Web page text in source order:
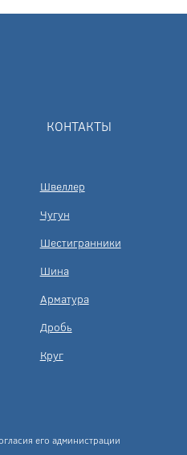
КОНТАКТЫ
Швеллер
Чугун
Шестигранники
Шина
Арматура
Дробь
Круг
его администрации